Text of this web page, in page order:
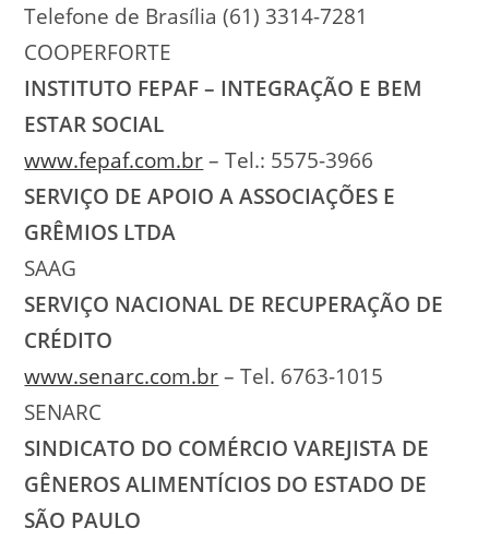
Telefone de Brasília (61) 3314-7281
COOPERFORTE
INSTITUTO FEPAF – INTEGRAÇÃO E BEM
ESTAR SOCIAL
www.fepaf.com.br – Tel.: 5575-3966
SERVIÇO DE APOIO A ASSOCIAÇÕES E
GRÊMIOS LTDA
SAAG
SERVIÇO NACIONAL DE RECUPERAÇÃO DE
CRÉDITO
www.senarc.com.br – Tel. 6763-1015
SENARC
SINDICATO DO COMÉRCIO VAREJISTA DE
GÊNEROS ALIMENTÍCIOS DO ESTADO DE
SÃO PAULO